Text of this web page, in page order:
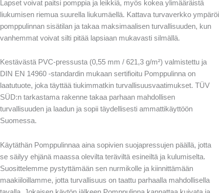
Lapset voivat paitsi pomppia ja leikkiä, myös kokea ylimääräistä
liukumisen riemua suurella liukumäellä. Kattava turvaverkko ympäröi
pomppulinnan sisätilan ja takaa maksimaalisen turvallisuuden, kun
vanhemmat voivat silti pitää lapsiaan mukavasti silmällä.
Kestävästä PVC-pressusta (0,55 mm / 621,3 g/m²) valmistettu ja
DIN EN 14960 -standardin mukaan sertifioitu Pomppulinna on
laatutuote, joka täyttää tiukimmatkin turvallisuusvaatimukset. TÜV
SÜD:n tarkastama rakenne takaa parhaan mahdollisen
turvallisuuden ja laadun ja sopii täydellisesti ammattikäyttöön
Suomessa.
Käytäthän Pomppulinnaa aina sopivien suojapressujen päällä, jotta
se säilyy ehjänä maassa olevilta teräviltä esineiltä ja kulumiselta.
Suosittelemme pystyttämään sen nurmikolle ja kiinnittämään
maakiiloillamme, jotta turvallisuus on taattu parhaalla mahdollisella